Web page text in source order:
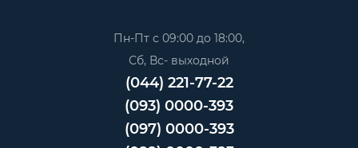
Пн-Пт с 09:00 до 18:00,
Сб, Вс- выходной
(044) 221-77-22
(093) 0000-393
(097) 0000-393